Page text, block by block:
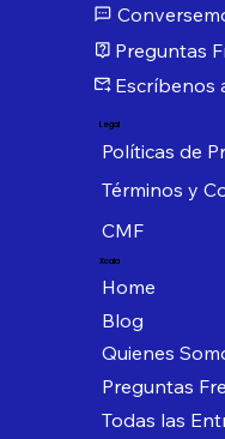
Preguntas
Escríbenos
Legal
Políticas de
Términos y
CMF
Xcala
Home
Blog
Quienes
Preguntas
Todas las